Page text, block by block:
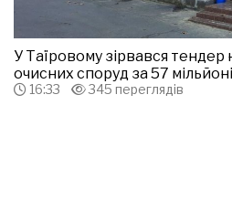
У Таїровому зірвався
очисних споруд за 57
16:33 345 переглядів